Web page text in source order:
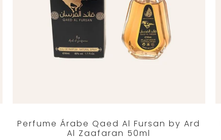
Perfume Árabe Qaed Al Fursan by Ard
Al Zaafaran 50ml